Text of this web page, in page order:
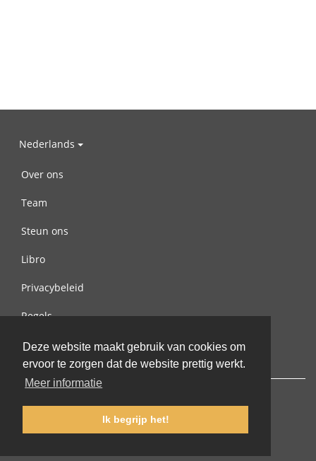
Deze website maakt gebruik van cookies om
ervoor te zorgen dat de website prettig werkt.
Meer informatie
Ik begrijp het!
Nederlands
Over ons
Team
Steun ons
Libro
Privacybeleid
Regels
Contact met ons opnemen
© 2002-2026 lernu.net |Impressum